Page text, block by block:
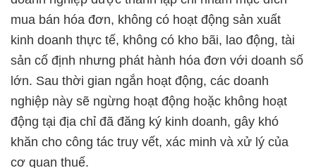
mua bán hóa đơn, không có hoạt động sản xuất
kinh doanh thực tế, không có kho bãi, lao động, tài
sản cố định nhưng phát hành hóa đơn với doanh số
lớn. Sau thời gian ngắn hoạt động, các doanh
nghiệp này sẽ ngừng hoạt động hoặc không hoạt
động tại địa chỉ đã đăng ký kinh doanh, gây khó
khăn cho công tác truy vết, xác minh và xử lý của
cơ quan thuế.